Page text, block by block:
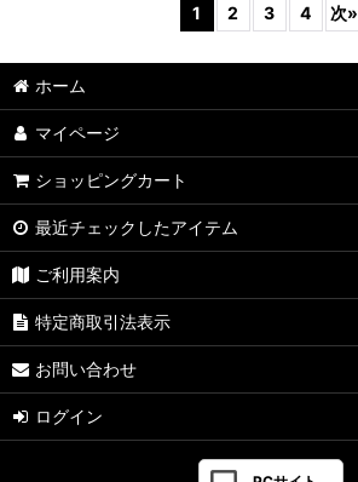
1 2 3 4 次»
ホーム
マイページ
ショッピングカート
最近チェックしたアイテム
ご利用案内
特定商取引法表示
お問い合わせ
ログイン